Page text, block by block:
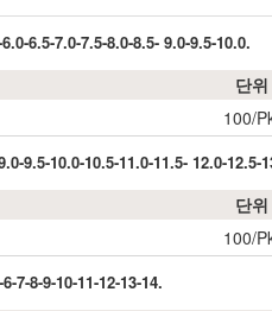
6.5-7.0-7.5-8.0-8.5- 9.0-9.5-10.0.
단위
100/
10.0-10.5-11.0-11.5- 12.0-12.5-
단위
100/
8-9-10-11-12-13-14.